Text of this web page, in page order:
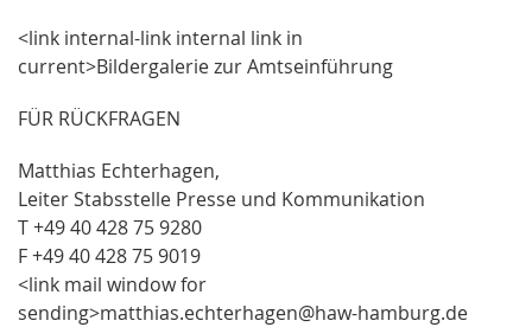
<link internal-link internal link in
current>Bildergalerie zur Amtseinführung
FÜR RÜCKFRAGEN
Matthias Echterhagen,
Leiter Stabsstelle Presse und Kommunikation
T +49 40 428 75 9280
F +49 40 428 75 9019
<link mail window for
sending>matthias.echterhagen@haw-hamburg.de